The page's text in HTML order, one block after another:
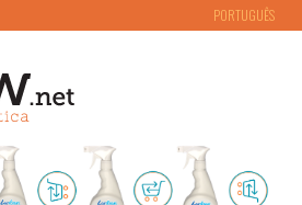
PORTUGUÊS